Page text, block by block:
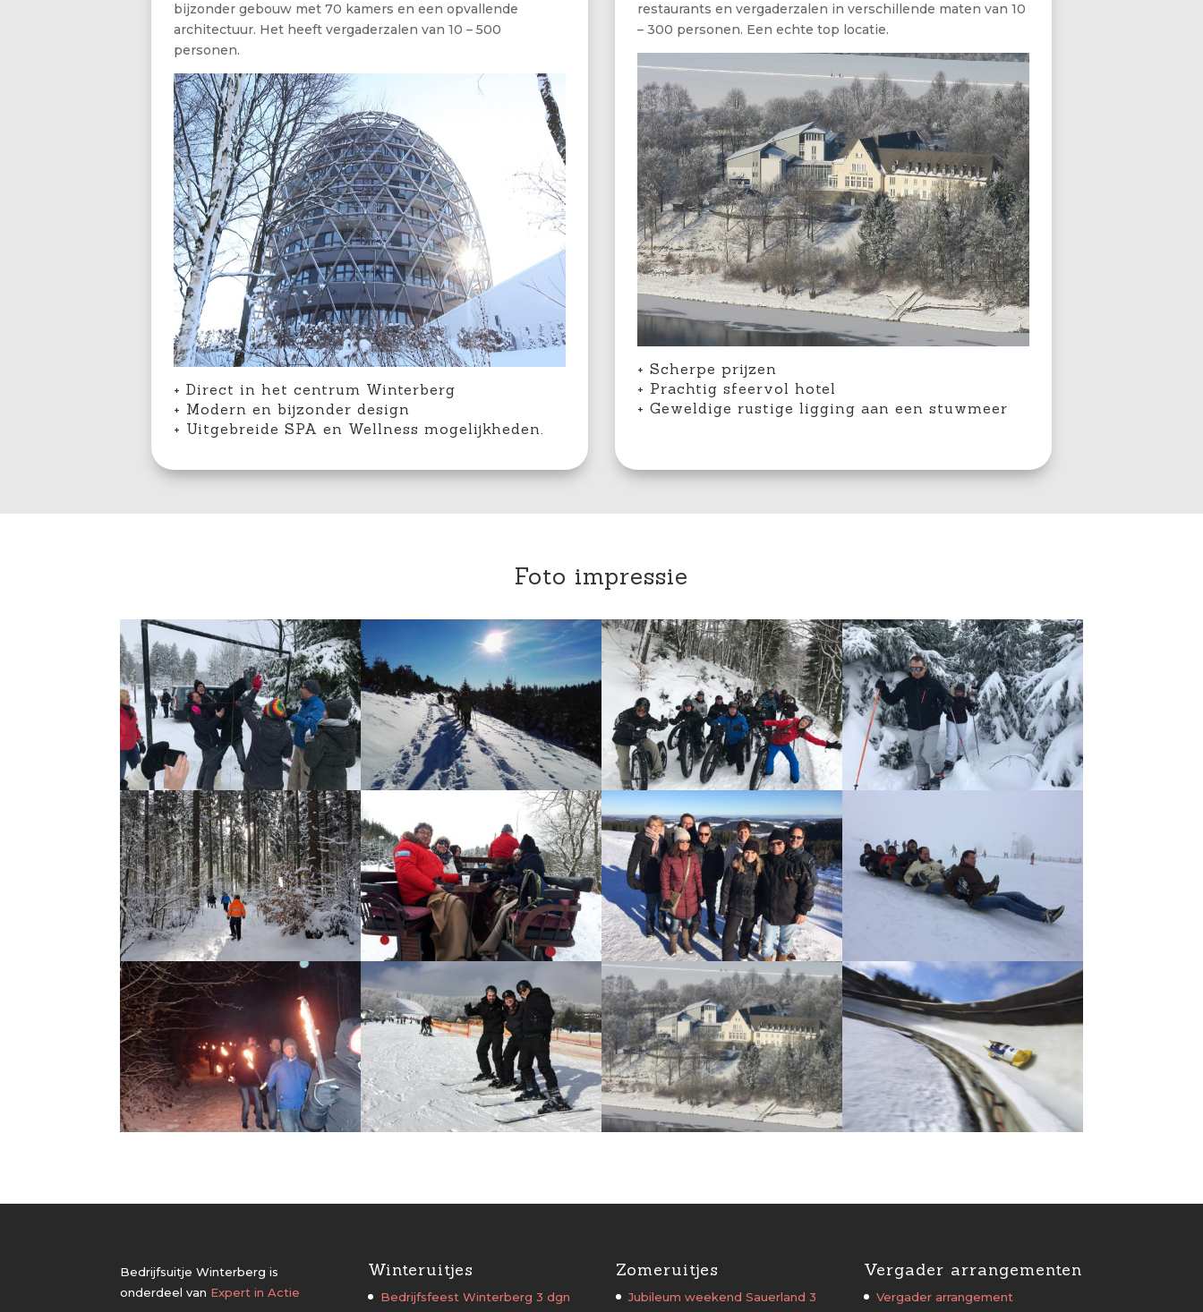
bijzonder gebouw met 70 kamers en een opvallende
architectuur. Het heeft vergaderzalen van 10 – 500
personen.
+ Direct in het centrum Winterberg
+ Modern en bijzonder design
+ Uitgebreide SPA en Wellness mogelijkheden
restaurants en vergaderzalen in verschillende maten van 10
– 300 personen. Een echte top locatie.
+ Scherpe prijzen
+ Prachtig sfeervol hotel
+ Geweldige rustige ligging aan een stuwmeer
Foto impressie
Bedrijfsuitje Winterberg is
onderdeel van Expert in Actie
Winteruitjes
Bedrijfsfeest Winterberg 3 dgn
Zomeruitjes
Jubileum weekend Sauerland 3
Vergader arrangementen
Vergader arrangement